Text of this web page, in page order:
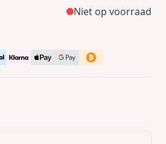
Niet op voorraad